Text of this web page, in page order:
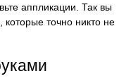
аппликации. Так вы
которые точно никто не